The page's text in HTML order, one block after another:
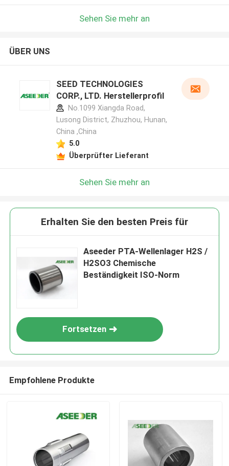
Sehen Sie mehr an
ÜBER UNS
SEED TECHNOLOGIES
CORP., LTD. Herstellerprofil
No.1099 Xiangda Road,
Lusong District, Zhuzhou, Hunan,
China ,China
5.0
Überprüfter Lieferant
Sehen Sie mehr an
Erhalten Sie den besten Preis für
Aseeder PTA-Wellenlager H2S /
H2SO3 Chemische
Beständigkeit ISO-Norm
Fortsetzen
Empfohlene Produkte